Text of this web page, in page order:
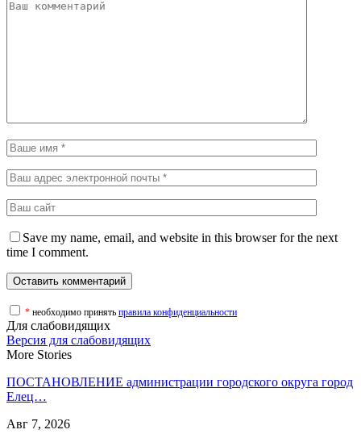
Save my name, email, and website in this browser for the next
time I comment.
* необходимо принять правила конфиденциальности
Для слабовидящих
Версия для слабовидящих
More Stories
ПОСТАНОВЛЕНИЕ администрации городского округа город
Елец…
Авг 7, 2026